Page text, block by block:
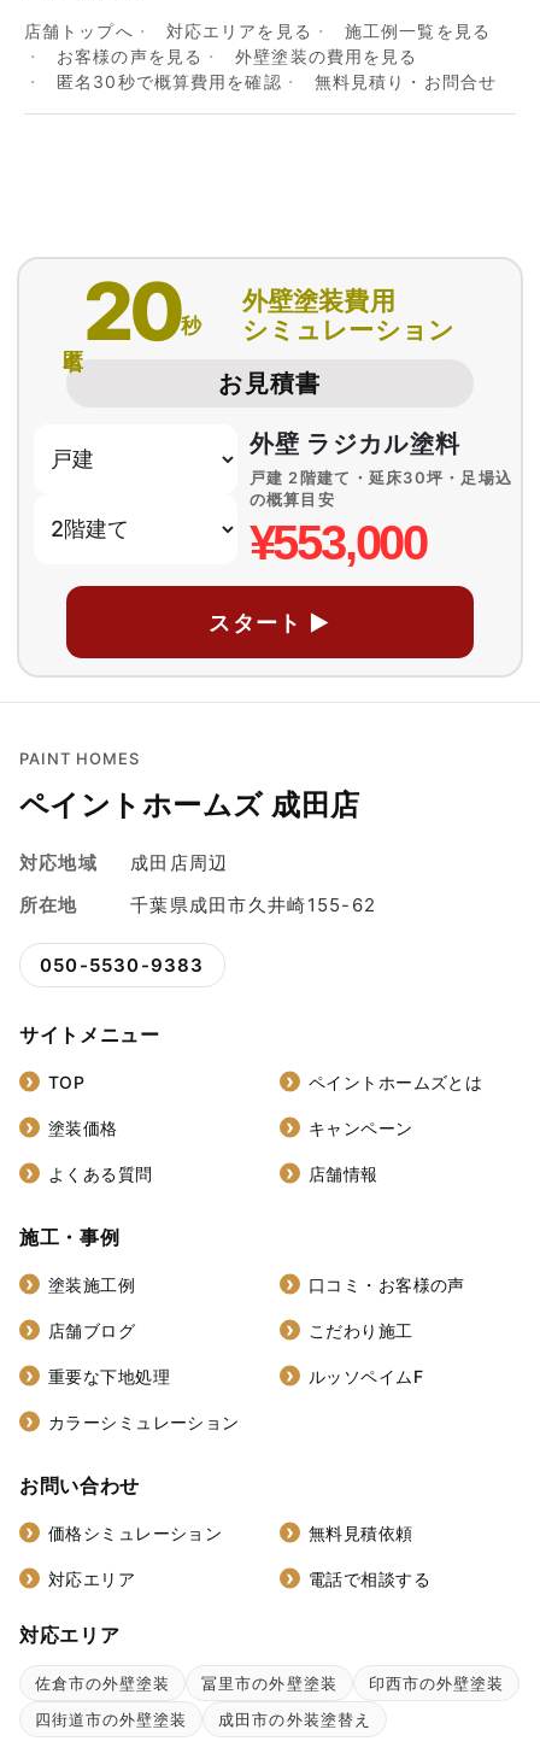
店舗トップへ 対応エリアを見る
施工例一覧を見る
お客様の声を見る
外壁塗装の費用を見る
匿名30秒で概算費用を確認
無料見積り・お問合せ
20秒
外壁塗装費用
シミュレーション
お見積書
外壁 ラジカル塗料
戸建 2階建て・延床30坪・足場込
の概算目安
¥553,000
スタート ▶
PAINT HOMES
ペイントホームズ 成田店
対応地域
成田店周辺
所在地
千葉県成田市久井崎155-62
050-5530-9383
サイトメニュー
TOP ペイントホームズとは
塗装価格 キャンペーン
よくある質問 店舗情報
施工・事例
塗装施工例 口コミ・お客様の声
店舗ブログ こだわり施工
重要な下地処理 ルッソペイムF
カラーシミュレーション
お問い合わせ
価格シミュレーション 無料見積依頼
対応エリア 電話で相談する
対応エリア
佐倉市の外壁塗装 冨里市の外壁塗装
印西市の外壁塗装
四街道市の外壁塗装
成田市の外装塗替え